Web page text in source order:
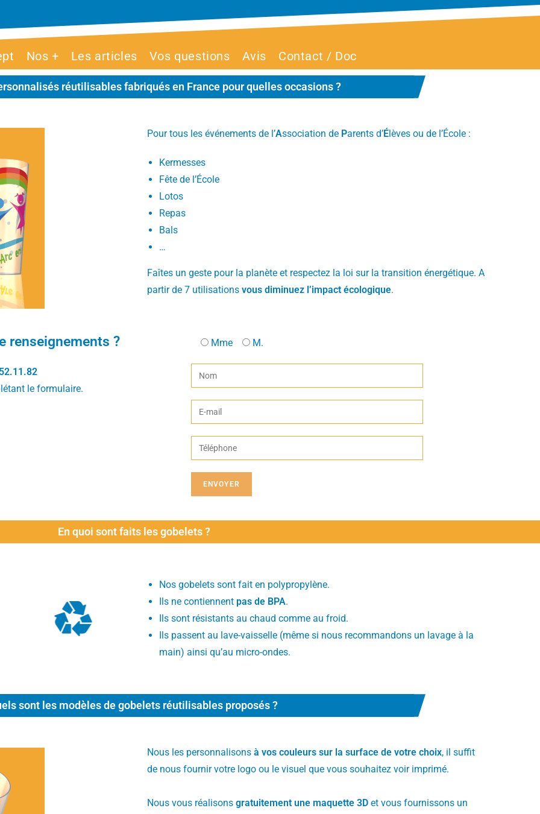
Nos + Les articles Vos questions Avis Contact / Doc
réutilisables fabriqués en France pour quelles occasions ?
Pour tous les événements de l’Association de Parents d’Élèves ou de l’École :
Kermesses
Fête de l’École
Lotos
Repas
Bals
…
Faîtes un geste pour la planète et respectez la loi sur la transition énergétique. A
partir de 7 utilisations vous diminuez l’impact écologique.
renseignements ?
le formulaire.
Mme M.
En quoi sont faits les gobelets ?
Nos gobelets sont fait en polypropylène.
Ils ne contiennent pas de BPA.
Ils sont résistants au chaud comme au froid.
Ils passent au lave-vaisselle (même si nous recommandons un lavage à la
main) ainsi qu’au micro-ondes.
sont les modèles de gobelets réutilisables proposés ?
Nous les personnalisons à vos couleurs sur la surface de votre choix, il suffit
de nous fournir votre logo ou le visuel que vous souhaitez voir imprimé.
Nous vous réalisons gratuitement une maquette 3D et vous fournissons un